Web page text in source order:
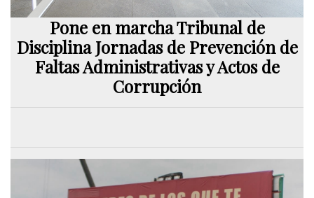
Pone en marcha Tribunal de
Disciplina Jornadas de Prevención de
Faltas Administrativas y Actos de
Corrupción